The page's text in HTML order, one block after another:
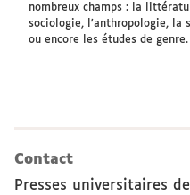
nombreux champs : la
sociologie, l'anthropologie, la
ou encore les études de genre.
Contact
Presses universitaires